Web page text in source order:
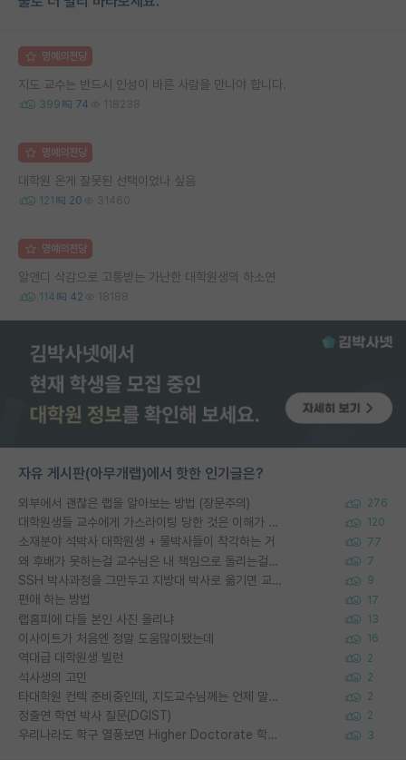
명예의전당
지도 교수는 반드시 인성이 바른 사람을 만나야 합니다.
399 74 118238
명예의전당
대학원 온게 잘못된 선택이었나 싶음
121 20 31460
명예의전당
알앤디 삭감으로 고통받는 가난한 대학원생의 하소연
114 42 18188
자유 게시판(아무개랩)에서 핫한 인기글은?
외부에서 괜찮은 랩을 알아보는 방법 (장문주의) 276
대학원생들 교수에게 가스라이팅 당한 것은 이해가 갑니다. 안타깝네요. 120
소재분야 석박사 대학원생 + 물박사들이 착각하는 거 77
왜 후배가 못하는걸 교수님은 내 책임으로 돌리는걸까요? 7
SSH 박사과정을 그만두고 지방대 박사로 옮기면 교수의 꿈은 끝일까요? 9
편애 하는 방법 17
랩홈피에 다들 본인 사진 올리냐 13
이사이트가 처음엔 정말 도움많이됐는데 16
역대급 대학원생 빌런 2
석사생의 고민 2
타대학원 컨텍 준비중인데, 지도교수님께는 언제 말씀드려야 할까요? 2
정출연 학연 박사 질문(DGIST) 2
우리나라도 학구 열풍보면 Higher Doctorate 학위가 필요하다고 봅니다. 3